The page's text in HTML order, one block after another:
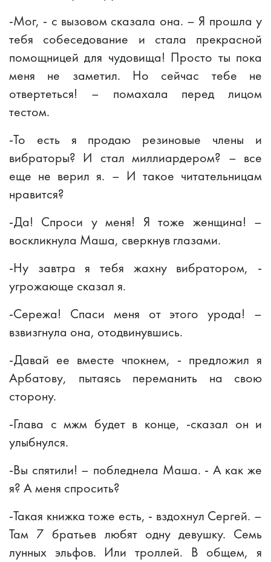
-Мог, - с вызовом сказала она. – Я прошла у
тебя собеседование и стала прекрасной
помощницей для чудовища! Просто ты пока
меня не заметил. Но сейчас тебе не
отвертеться! – помахала перед лицом
тестом.
-То есть я продаю резиновые члены и
вибраторы? И стал миллиардером? – все
еще не верил я. – И такое читательницам
нравится?
-Да! Спроси у меня! Я тоже женщина! –
воскликнула Маша, сверкнув глазами.
-Ну завтра я тебя жахну вибратором, -
угрожающе сказал я.
-Сережа! Спаси меня от этого урода! –
взвизгнула она, отодвинувшись.
-Давай ее вместе чпокнем, - предложил я
Арбатову, пытаясь переманить на свою
сторону.
-Глава с мжм будет в конце, -сказал он и
улыбнулся.
-Вы спятили! – побледнела Маша. - А как же
я? А меня спросить?
-Такая книжка тоже есть, - вздохнул Сергей. –
Там 7 братьев любят одну девушку. Семь
лунных эльфов. Или троллей. В общем, я